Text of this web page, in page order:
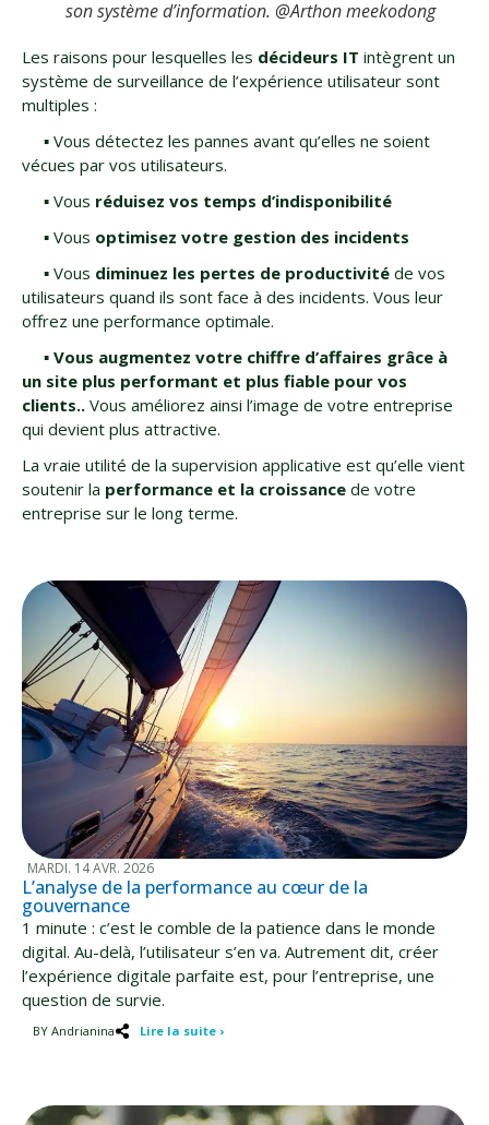
son système d’information. @Arthon meekodong
Les raisons pour lesquelles les décideurs IT intègrent un
système de surveillance de l’expérience utilisateur sont
multiples :
▪️ Vous détectez les pannes avant qu’elles ne soient
vécues par vos utilisateurs.
▪️ Vous réduisez vos temps d’indisponibilité
▪️ Vous optimisez votre gestion des incidents
▪️ Vous diminuez les pertes de productivité de vos
utilisateurs quand ils sont face à des incidents. Vous leur
offrez une performance optimale.
▪️ Vous augmentez votre chiffre d’affaires grâce à
un site plus performant et plus fiable pour vos
clients.. Vous améliorez ainsi l’image de votre entreprise
qui devient plus attractive.
La vraie utilité de la supervision applicative est qu’elle vient
soutenir la performance et la croissance de votre
entreprise sur le long terme.
MARDI. 14 AVR. 2026
L’analyse de la performance au cœur de la
gouvernance
1 minute : c’est le comble de la patience dans le monde
digital. Au-delà, l’utilisateur s’en va. Autrement dit, créer
l’expérience digitale parfaite est, pour l’entreprise, une
question de survie.
BY Andrianina Lire la suite ›